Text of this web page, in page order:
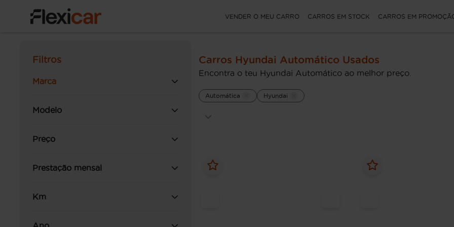
VENDER O MEU CARRO CARROS EM STOCK CARROS EM
Filtros
Marca
Modelo
Preço
Prestação mensal
Km
Carros Hyundai Automático Usados
Encontra o teu Hyundai Automático ao melhor preço.
Automática Hyundai